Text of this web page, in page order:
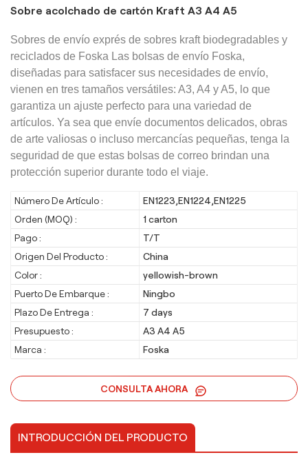
Sobre acolchado de cartón Kraft A3 A4 A5
Sobres de envío exprés de sobres kraft biodegradables y
reciclados de Foska Las bolsas de envío Foska,
diseñadas para satisfacer sus necesidades de envío,
vienen en tres tamaños versátiles: A3, A4 y A5, lo que
garantiza un ajuste perfecto para una variedad de
artículos. Ya sea que envíe documentos delicados, obras
de arte valiosas o incluso mercancías pequeñas, tenga la
seguridad de que estas bolsas de correo brindan una
protección superior durante todo el viaje.
Número De Artículo :
EN1223,EN1224,EN1225
Orden (MOQ) :
1 carton
Pago :
T/T
Origen Del Producto :
China
Color :
yellowish-brown
Puerto De Embarque :
Ningbo
Plazo De Entrega :
7 days
Presupuesto :
A3 A4 A5
Marca :
Foska
CONSULTA AHORA
INTRODUCCIÓN DEL PRODUCTO